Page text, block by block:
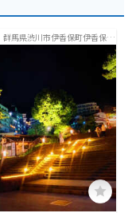
群馬県渋川市伊香保町伊香保７